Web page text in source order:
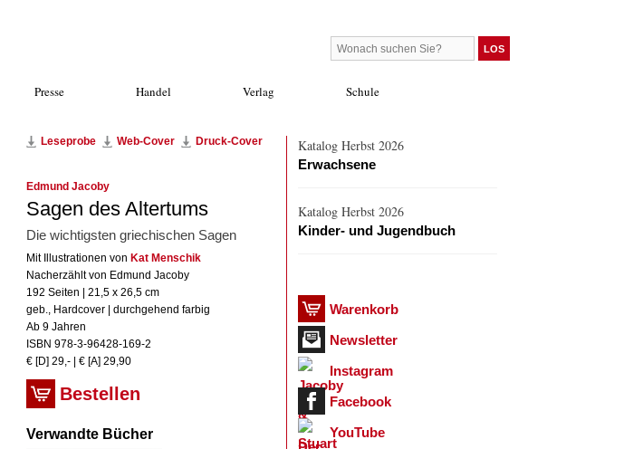
Presse Handel Verlag Schule
Leseprobe Web-Cover Druck-Cover
Edmund Jacoby
Sagen des Altertums
Die wichtigsten griechischen Sagen
Mit Illustrationen von Kat Menschik
Nacherzählt von Edmund Jacoby
192 Seiten | 21,5 x 26,5 cm
geb., Hardcover | durchgehend farbig
Ab 9 Jahren
ISBN 978-3-96428-169-2
€ [D] 29,- | € [A] 29,90
Bestellen
Verwandte Bücher
Katalog Herbst 2026
Erwachsene
Katalog Herbst 2026
Kinder- und Jugendbuch
Warenkorb
Newsletter
Instagram
Facebook
YouTube